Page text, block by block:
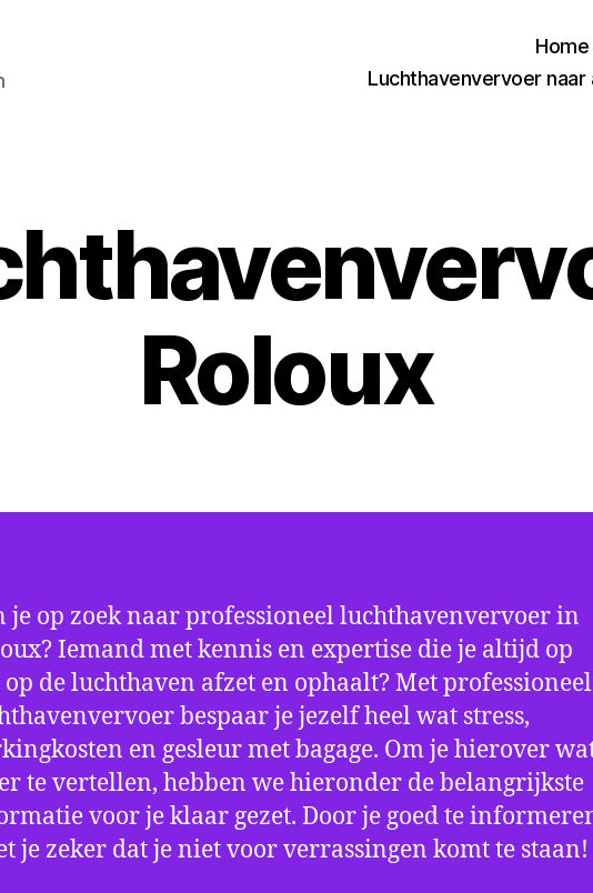
Home
Luchthavenvervoer naar
Roloux
je op zoek naar professioneel luchthavenvervoer in
Iemand met kennis en expertise die je altijd op
de luchthaven afzet en ophaalt? Met professioneel
bespaar je jezelf heel wat stress,
en gesleur met bagage. Om je hierover
te vertellen, hebben we hieronder de belangrijkste
voor je klaar gezet. Door je goed te
je zeker dat je niet voor verrassingen komt te staan!